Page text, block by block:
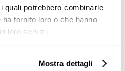
quali potrebbero combinarle
fornito loro o che hanno
loro servizi.
Mostra dettagli
Miscelatore da incasso
Nanotech 5449